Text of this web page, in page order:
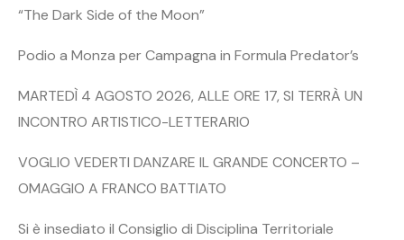
“The Dark Side of the Moon”
Podio a Monza per Campagna in Formula Predator’s
MARTEDÌ 4 AGOSTO 2026, ALLE ORE 17, SI TERRÀ UN
INCONTRO ARTISTICO-LETTERARIO
VOGLIO VEDERTI DANZARE IL GRANDE CONCERTO –
OMAGGIO A FRANCO BATTIATO
Si è insediato il Consiglio di Disciplina Territoriale